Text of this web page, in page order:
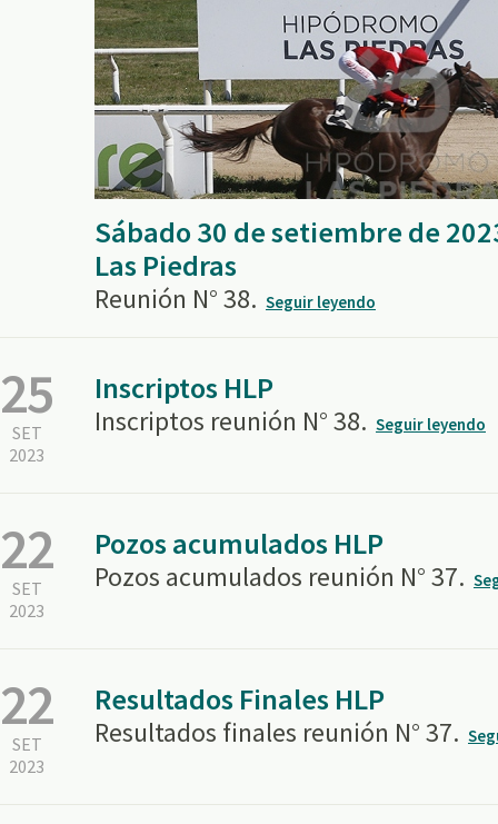
Sábado 30 de setiembre de
Las Piedras
Reunión N° 38. Seguir leyendo
25
SET
2023
Inscriptos HLP
Inscriptos reunión N° 38. Seguir leyendo
22
SET
2023
Pozos acumulados HLP
Pozos acumulados reunión N° 37.
22
SET
2023
Resultados Finales HLP
Resultados finales reunión N° 37.